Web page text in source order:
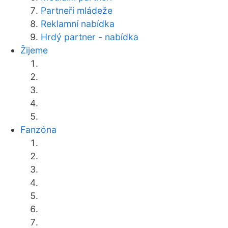
Partneři mládeže
Reklamní nabídka
Hrdý partner - nabídka
Žijeme
Fanzóna